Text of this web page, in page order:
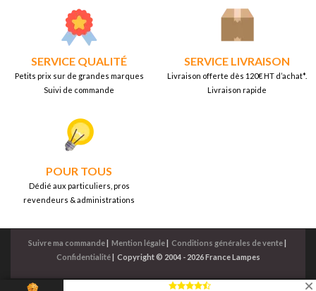
SERVICE QUALITÉ
Petits prix sur de grandes marques
Suivi de commande
SERVICE LIVRAISON
Livraison offerte dès 120€ HT d’achat*.
Livraison rapide
POUR TOUS
Dédié aux particuliers, pros
revendeurs & administrations
Suivre ma commande Mention légale Conditions générales de vente
Confidentialité| Copyright © 2004 - 2026 France Lampes